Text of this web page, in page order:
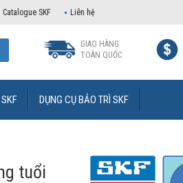
Catalogue SKF Liên hệ
GIAO HÀNG
TOÀN QUỐC
DỤNG CỤ BẢO TRÌ SKF
tuổi